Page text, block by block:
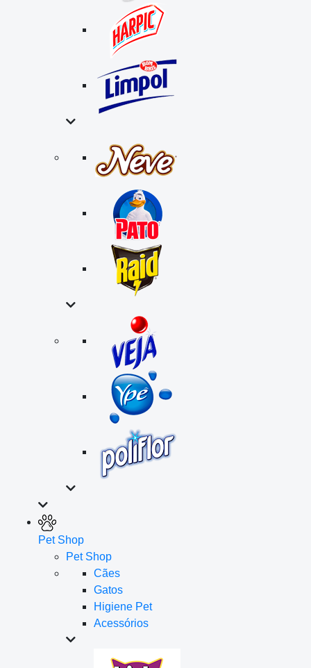
Pet Shop
Pet Shop
Cães
Gatos
Higiene Pet
Acessórios